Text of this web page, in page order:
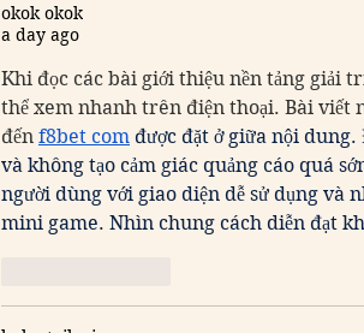
okok okok
a day ago
Khi đọc các bài giới thiệu nền tảng giải
thể xem nhanh trên điện thoại. Bài viết
đến f8bet com được đặt ở giữa nội
và không tạo cảm giác quảng cáo quá
người dùng với giao diện dễ sử dụng
mini game. Nhìn chung cách diễn đạt